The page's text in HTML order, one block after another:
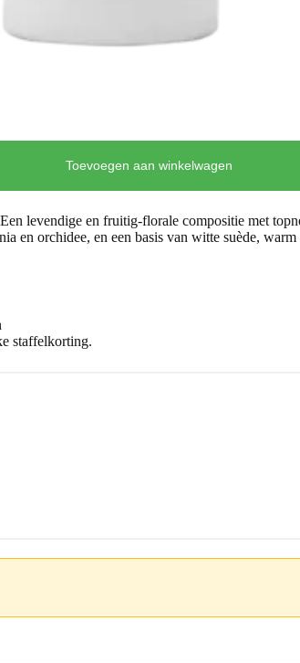
Toevoegen aan winkelwagen
levendige en fruitig-florale compositie met
en orchidee, en een basis van witte suède, warm
staffelkorting.